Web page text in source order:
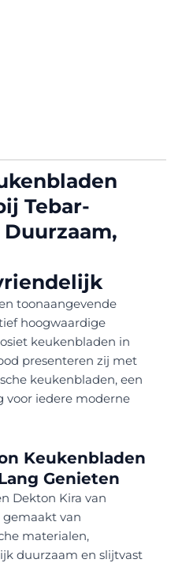
Tebar-
toonaangevende
hoogwaardige
keukenbladen in
presenteren zij met
keukenbladen, een
voor iedere moderne
Keukenbladen
Genieten
Dekton Kira van
van
materialen,
duurzaam en slijtvast